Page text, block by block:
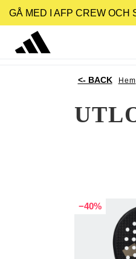
GÅ MED I AFP CREW OCH
Hem
−40%